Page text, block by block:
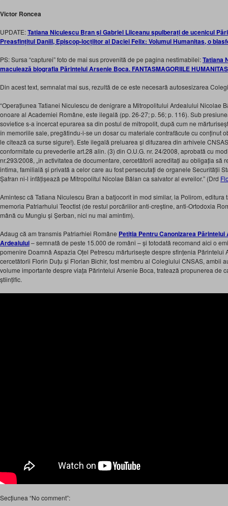
Victor Roncea
UPDATE:Tatiana Niculescu Bran și Gabriel Liiceanu spulberați de ucenicul
Preasfințitul Daniil, Episcop-locțiitor al Daciei Felix: Volumul Humanitas, o
PS: Sursa “capturei” foto de mai sus provenită de pe pagina nestimabilei:Tatiana
maculează biografia Părintelui Arsenie Boca. FANTASMAGORIILE HUMANITAS
Din acest text, semnalat mai sus, rezultă de ce este necesară autosesizarea
“Operațiunea Tatianei Niculescu de denigrare a Mitropolitului Ardealului Nicolae
onoare al Academiei Române, este ilegală (pp. 26-27; p. 56; p. 116). Sub
sovietice s-a încercat epurarea sa din postul de mitropolit, după cum ne
în memoriile sale, pregătindu-i-se un dosar cu materiale contrafăcute cu conținut
le citează ca surse sigure!). Este ilegală preluarea și difuzarea din arhivele
conformitate cu prevederile art.28 alin. (3) din O.U.G. nr. 24/2008, aprobată cu
nr.293/2008, „în activitatea de documentare, cercetătorii acreditați au obligația să
intima, familială și privată a celor care au fost persecutați de organele Securității
Șafran ni-l înfățișează pe Mitropolitul Nicolae Bălan ca salvator al evreilor.” (Drd
Amintesc că Tatiana Niculescu Bran a batjocorit în mod similar, la Polirom, editura
memoria Patriarhului Teoctist (de restul porcăriilor anti-creștine, anti-Ortodoxia
mână cu Mungiu și Șerban, nici nu mai amintim).
Adaug că am transmis Patriarhiei Române Petiția Pentru Canonizarea
Ardealului– semnată de peste 15.000 de români – și totodată recomand aici o
pomenire Doamnă Aspazia Oțel Petrescu mărturisește despre sfințenia Părintelui
cercetătorii Florin Duțu și Florian Bichir, fost membru al Colegiului CNSAS, ambii
volume importante despre viața Părintelui Arsenie Boca, tratează propunerea de
științific.
Secțiunea “No comment”: